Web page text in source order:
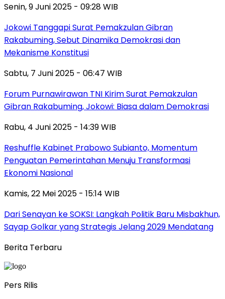
Senin, 9 Juni 2025 - 09:28 WIB
Jokowi Tanggapi Surat Pemakzulan Gibran
Rakabuming, Sebut Dinamika Demokrasi dan
Mekanisme Konstitusi
Sabtu, 7 Juni 2025 - 06:47 WIB
Forum Purnawirawan TNI Kirim Surat Pemakzulan
Gibran Rakabuming, Jokowi: Biasa dalam Demokrasi
Rabu, 4 Juni 2025 - 14:39 WIB
Reshuffle Kabinet Prabowo Subianto, Momentum
Penguatan Pemerintahan Menuju Transformasi
Ekonomi Nasional
Kamis, 22 Mei 2025 - 15:14 WIB
Dari Senayan ke SOKSI: Langkah Politik Baru Misbakhun,
Sayap Golkar yang Strategis Jelang 2029 Mendatang
Berita Terbaru
Pers Rilis